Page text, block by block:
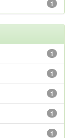
1
1
1
1
1
1